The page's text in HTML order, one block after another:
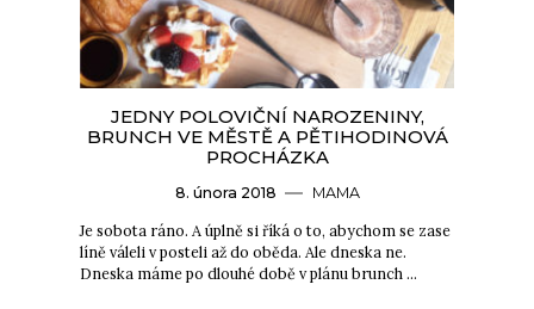
JEDNY POLOVIČNÍ NAROZENINY,
BRUNCH VE MĚSTĚ A PĚTIHODINOVÁ
PROCHÁZKA
8. února 2018 MAMA
Je sobota ráno. A úplně si říká o to, abychom se zase
líně váleli v posteli až do oběda. Ale dneska ne.
Dneska máme po dlouhé době v plánu brunch …